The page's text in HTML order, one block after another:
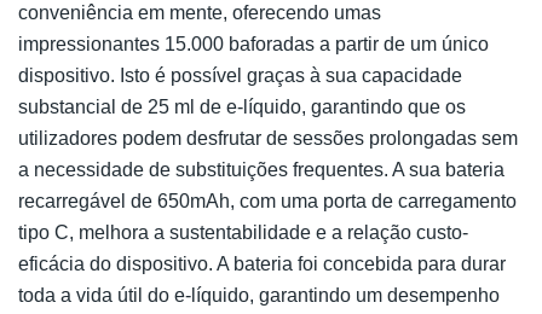
conveniência em mente, oferecendo umas
impressionantes 15.000 baforadas a partir de um único
dispositivo. Isto é possível graças à sua capacidade
substancial de 25 ml de e-líquido, garantindo que os
utilizadores podem desfrutar de sessões prolongadas sem
a necessidade de substituições frequentes. A sua bateria
recarregável de 650mAh, com uma porta de carregamento
tipo C, melhora a sustentabilidade e a relação custo-
eficácia do dispositivo. A bateria foi concebida para durar
toda a vida útil do e-líquido, garantindo um desempenho